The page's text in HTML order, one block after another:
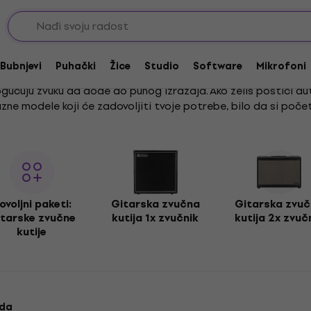
Bubnjevi Puhački Žice Studio Software Mikrofoni
W
zvuku da dođe do punog izražaja. Ako želiš postići
modele koji će zadovoljiti tvoje potrebe, bilo da si
koji su idealni za različite glazbene stilove i
kabinete
koji će zadovoljiti različite glazbene ukuse.
istraži i našu ponudugitarskih pedala
. Pravi izbor
gitarist, kabineti renomiranih proizvođača poput
paketi:
zvučne
kutije
Gitarska zvučna
kutija 1x zvučnik
Gitarska
kutija 2x